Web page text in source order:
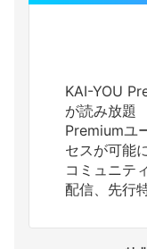
KAI-YOU
が読み放題
Premiumユ
セスが可能
コミュニテ
配信、先行